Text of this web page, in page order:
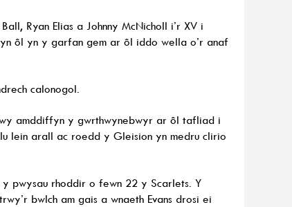
Ryan Elias a Johnny McNicholl i’r XV i
ôl yn y garfan gem ar ôl iddo wella o’r anaf
calonogol.
amddiffyn y gwrthwynebwyr ar ôl tafliad i
lein arall ac roedd y Gleision yn medru clirio
pwysau rhoddir o fewn 22 y Scarlets. Y
bwlch am gais a wnaeth Evans drosi ei